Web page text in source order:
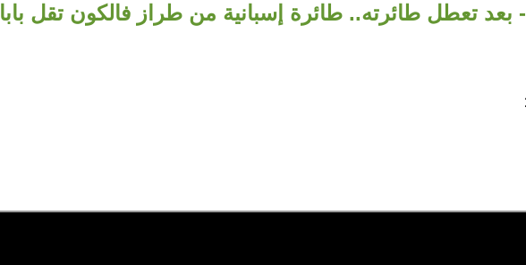
- بعد تعطل طائرته.. طائرة إسبانية من طراز فالكون تقل بابا